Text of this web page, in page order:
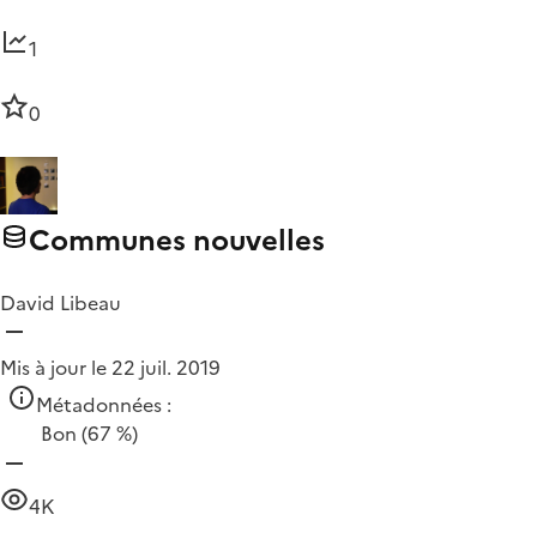
1
0
Communes nouvelles
David Libeau
Mis à jour le 22 juil. 2019
Métadonnées :
Bon (67 %)
4K